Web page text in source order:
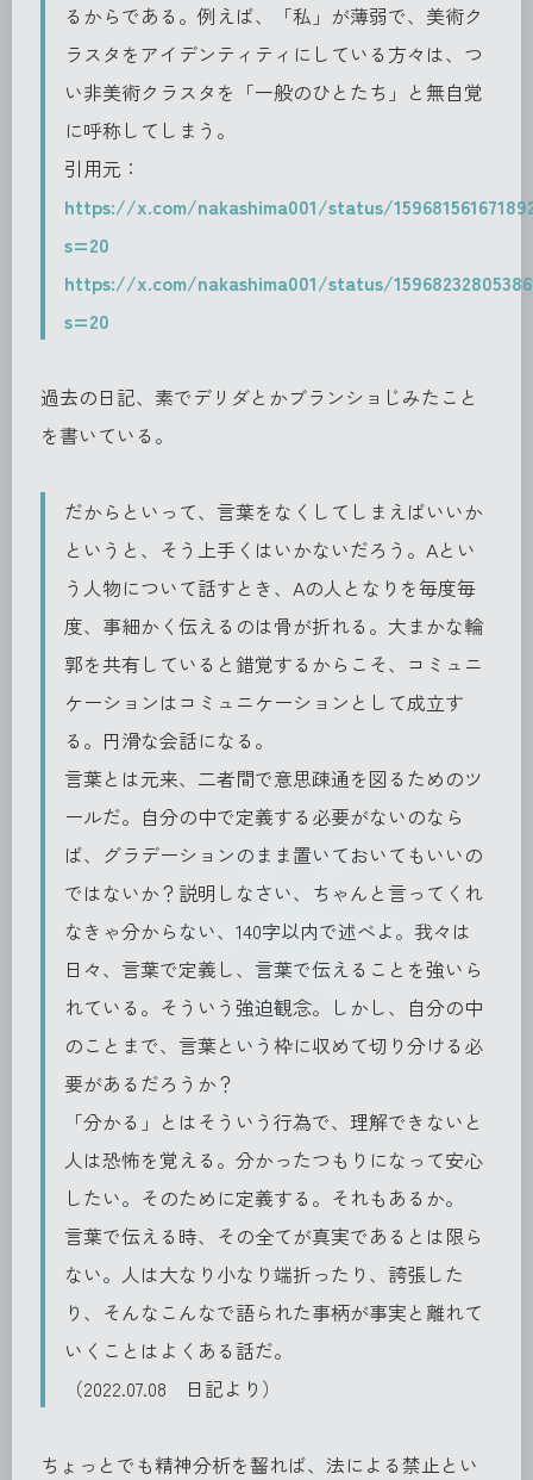
るからである。例えば、「私」が薄弱で、美術ク
ラスタをアイデンティティにしている方々は、つ
い非美術クラスタを「一般のひとたち」と無自覚
に呼称してしまう。
引用元：
https://x.com/nakashima001/status/
s=20
https://x.com/nakashima001/status/
s=20
過去の日記、素でデリダとかブランショじみたこと
を書いている。
だからといって、言葉をなくしてしまえばいいか
というと、そう上手くはいかないだろう。Aとい
う人物について話すとき、Aの人となりを毎度毎
度、事細かく伝えるのは骨が折れる。大まかな輪
郭を共有していると錯覚するからこそ、コミュニ
ケーションはコミュニケーションとして成立す
る。円滑な会話になる。
言葉とは元来、二者間で意思疎通を図るためのツ
ールだ。自分の中で定義する必要がないのなら
ば、グラデーションのまま置いておいてもいいの
ではないか？説明しなさい、ちゃんと言ってくれ
なきゃ分からない、140字以内で述べよ。我々は
日々、言葉で定義し、言葉で伝えることを強いら
れている。そういう強迫観念。しかし、自分の中
のことまで、言葉という枠に収めて切り分ける必
要があるだろうか？
「分かる」とはそういう行為で、理解できないと
人は恐怖を覚える。分かったつもりになって安心
したい。そのために定義する。それもあるか。
言葉で伝える時、その全てが真実であるとは限ら
ない。人は大なり小なり端折ったり、誇張した
り、そんなこんなで語られた事柄が事実と離れて
いくことはよくある話だ。
（2022.07.08 日記より）
ちょっとでも精神分析を齧れば、法による禁止とい